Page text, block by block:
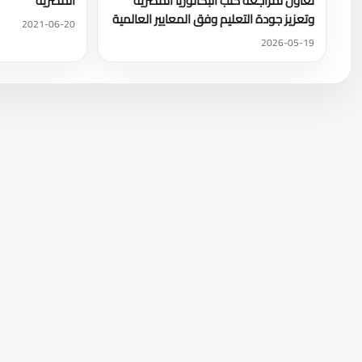
وتعزيز جودة التعليم وفق المعايير العالمية
2026-05-19
2021-06-20